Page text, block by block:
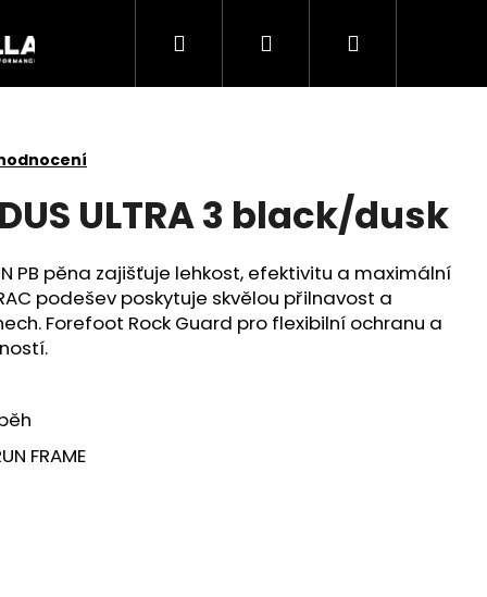
Hledat PřihlášeníNákupní
ULTRA 3 black/dusk
PB pěna zajišťuje lehkost, efektivitu a maximální
podešev poskytuje skvělou přilnavost a
Forefoot Rock Guard pro flexibilní ochranu a
FRAME
PRO - ZELENÁ